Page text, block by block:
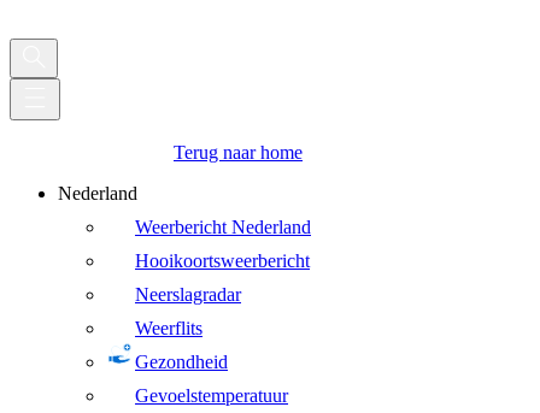
Terug naar home
Nederland
Weerbericht Nederland
Hooikoortsweerbericht
Neerslagradar
Weerflits
Gezondheid
Gevoelstemperatuur